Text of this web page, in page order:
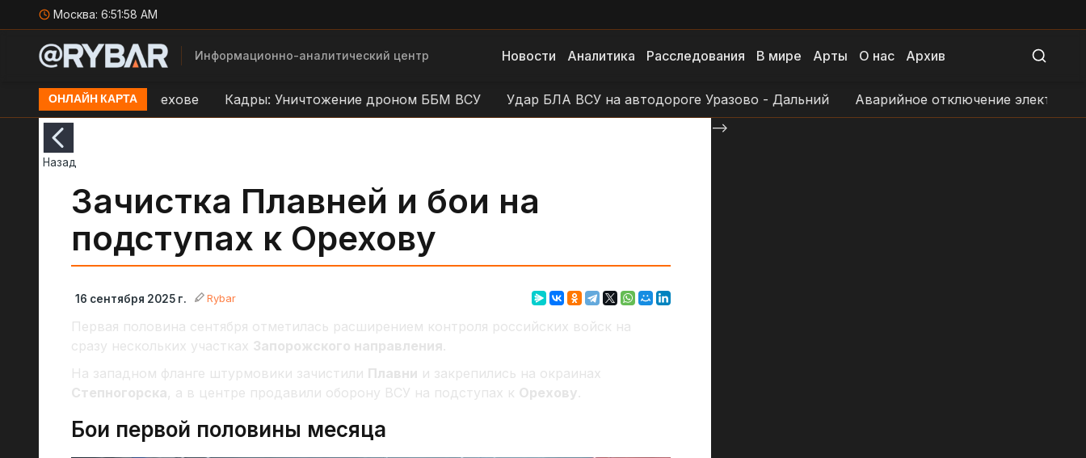
Москва: 6:51:59 AM
Информационно-аналитический центр Новости Аналитика Расследования В мире Арты О нас Архив
ОНЛАЙН КАРТА
ВСУ в Орехове Кадры: Уничтожение дроном ББМ ВСУ Удар БЛА ВСУ на автодороге Уразово - Дальний Аварийное отключение
Назад
Зачистка Плавней и бои на
подступах к Орехову
16 сентября 2025 г. Rybar
Первая половина сентября отметилась расширением контроля российских войск на
сразу нескольких участках Запорожского направления.
На западном фланге штурмовики зачистили Плавни и закрепились на окраинах
Степногорска, а в центре продавили оборону ВСУ на подступах к Орехову.
Бои первой половины месяца
-->